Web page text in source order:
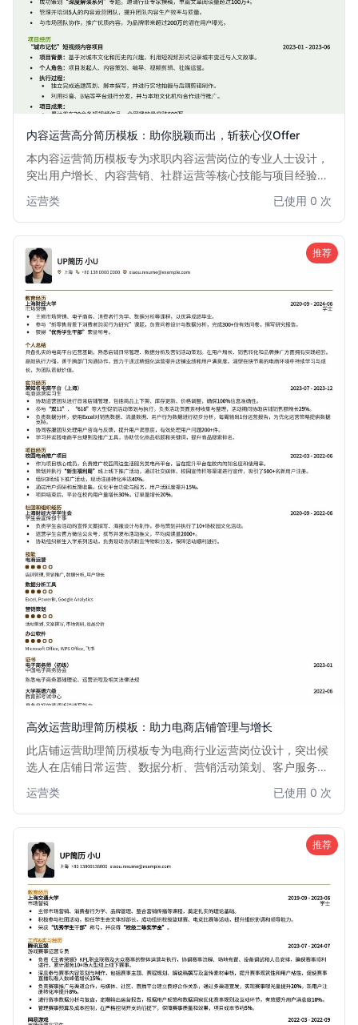
内容运营高分简历模板：助你脱颖而出，斩获心仪Offer
本内容运营简历模板专为求职内容运营岗位的专业人士设计，
突出用户增长、内容营销、社群运营等核心技能与项目经验。
的目光，提升面试成功率。适用于希望在互联网、新媒体、电
商等行业发展的内容运营从业者。
运营类 已使用 0 次
推荐
高效运营助理简历模板：助力电商店铺管理与增长
此店铺运营助理简历模板专为电商行业运营岗位设计，突出候
选人在店铺日常运营、数据分析、营销活动策划、客户服务等
速吸引招聘方目光，展现其在提升店铺业绩、优化运营效率方
面的潜力。适用于有一定电商运营经验或希望进入电商运营领
运营类 已使用 0 次
推荐